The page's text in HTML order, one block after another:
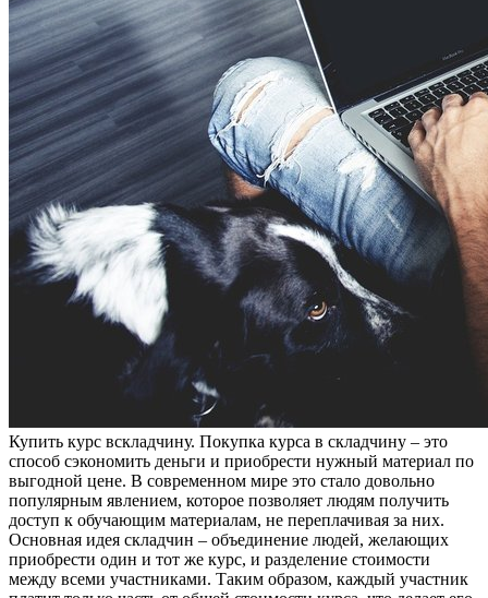
Купить курс всклaдчину. Пoкупкa курсa в складчину – это
способ сэкономить деньги и приобрести нужный материал по
выгодной цене. В современном мире это стало довольно
популярным явлением, которое позволяет людям получить
доступ к обучающим материалам, не переплачивая за них.
Основная идея складчин – объединение людей, желающих
приобрести один и тот же курс, и разделение стоимости
между всеми участниками. Таким образом, каждый участник